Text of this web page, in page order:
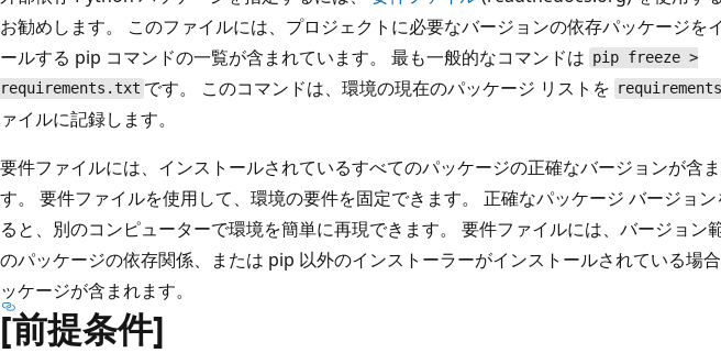
お勧めします。 このファイルには、プロジェクトに必要なバージョンの依存パッケージを
ールする pip コマンドの一覧が含まれています。 最も一般的なコマンドは pip freeze >
requirements.txt です。 このコマンドは、環境の現在のパッケージ リストを
ァイルに記録します。
要件ファイルには、インストールされているすべてのパッケージの正確なバージョンが含
す。 要件ファイルを使用して、環境の要件を固定できます。 正確なパッケージ バージョ
ると、別のコンピューターで環境を簡単に再現できます。 要件ファイルには、バージョン
のパッケージの依存関係、または pip 以外のインストーラーがインストールされている場
ッケージが含まれます。
[前提条件]